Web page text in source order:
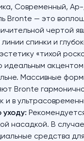
Современный,
Bronte — это
чертой
спинки и
«тихой
идеальным акцентом
Массивные
Bronte
и в
уходу:
насадкой. В
средства